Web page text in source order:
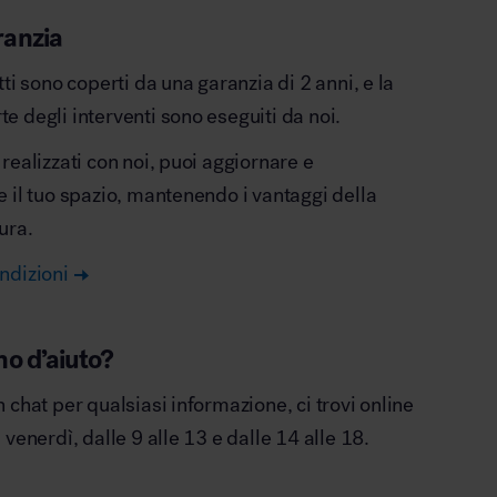
sono coperti da una garanzia di 2 anni, e la
degli interventi sono eseguiti da noi.
con noi, puoi aggiornare e
il tuo spazio, mantenendo i vantaggi della
d’aiuto?
chat per qualsiasi informazione, ci trovi online
dalle 9 alle 13 e dalle 14 alle 18.